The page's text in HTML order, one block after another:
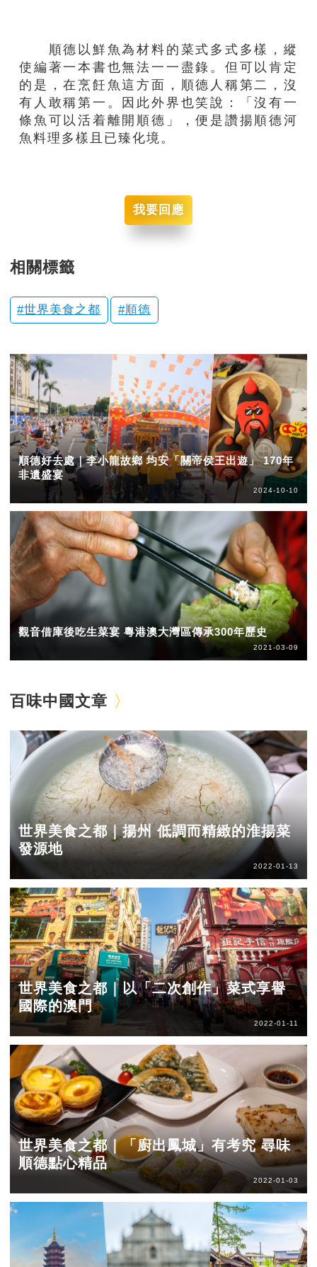
順德以鮮魚為材料的菜式多式多樣，縱
使編著一本書也無法一一盡錄。但可以肯定
的是，在烹飪魚這方面，順德人稱第二，沒
有人敢稱第一。因此外界也笑說：「沒有一
條魚可以活着離開順德」，便是讚揚順德河
魚料理多樣且已臻化境。
我要回應
相關標籤
世界美食之都 順德
順德好去處｜李小龍故鄉 均安「關帝侯王出遊」 170年
非遺盛宴
2024-10-10
觀音借庫後吃生菜宴 粵港澳大灣區傳承300年歷史
2021-03-09
百味中國文章
世界美食之都｜揚州 低調而精緻的淮揚菜
發源地
2022-01-13
世界美食之都｜以「二次創作」菜式享譽
國際的澳門
2022-01-11
世界美食之都｜「廚出鳳城」有考究 尋味
順德點心精品
2022-01-03